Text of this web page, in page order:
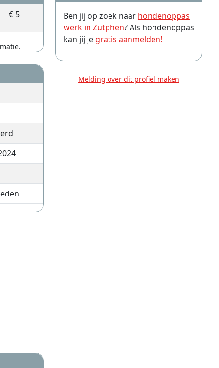
€ 5 Ben jij op zoek naar hondenoppas
werk in Zutphen? Als hondenoppas
kan jij je gratis aanmelden!
Melding over dit profiel maken